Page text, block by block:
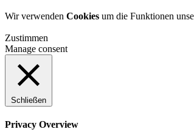
Wir verwenden Cookies um die Funktionen
Zustimmen
Manage consent
Schließen
Privacy Overview